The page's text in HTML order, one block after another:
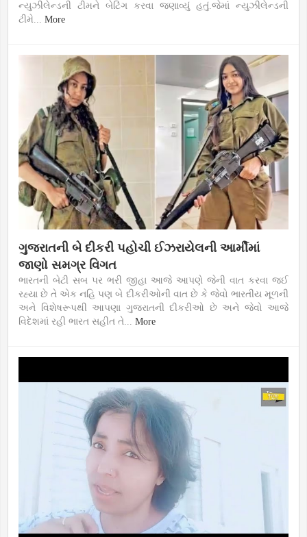
ન્યુઝીલેન્ડની ટીમને બેટિંગ કરવા જણાવ્યું હતું.જેમાં ન્યુઝીલેન્ડની
ટીમે... More
ગુજરાતની બે દીકરી પહોચી ઈઝરાયેલની આર્મીમાં
જાણો સમગ્ર વિગત
ભારતની બેટી સબ પર ભરી જીહા આજે આપણે જેની વાત કરવા જઈ
રહ્યા છે તે એક નહિ પણ બે દીકરીઓની વાત છે કે જેવો ભારતીય મૂળની
અને વિશેષરૂપથી આપણા ગુજરાતની દીકરીઓ છે અને જેવો આજે
વિદેશમાં રહી ભારત સહીત તે... More